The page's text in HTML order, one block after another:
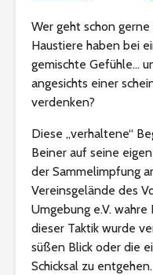
Wer geht schon
Haustiere haben bei
gemischte Gefühle…
angesichts einer
verdenken?
Diese „verhaltene“
Beiner auf seine
der Sammelimpfung
Vereinsgelände des
Umgebung e.V.
dieser Taktik wurde
süßen Blick oder die
Schicksal zu entgehen.